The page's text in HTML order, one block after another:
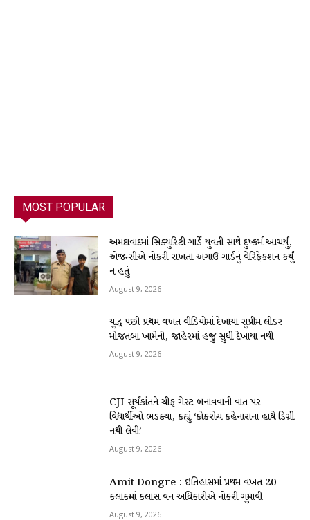
MOST POPULAR
અમદાવાદમાં સિક્યુરિટી ગાર્ડે યુવતી સાથે દુષ્કર્મ આચર્યું,
એજન્સીએ નોકરી રાખતા અગાઉ ગાર્ડનું વેરિફેકશન કર્યું
ન હતું
August 9, 2026
યુદ્ધ પછી પ્રથમ વખત વીડિયોમાં દેખાયા સુપ્રીમ લીડર
મોજતબા ખામેની, જાહેરમાં હજુ સુધી દેખાયા નથી
August 9, 2026
CJI સૂર્યકાંતને ચીફ ગેસ્ટ બનાવવાની વાત પર
વિદ્યાર્થીઓ ભડક્યા, કહ્યું ‘કોકરોચ કહેનારાના હાથે ડિગ્રી
નથી લેવી’
August 9, 2026
Amit Dongre : ઇતિહાસમાં પ્રથમ વખત 20
કલાકમાં કલાસ વન અધિકારીએ નોકરી ગુમાવી
August 9, 2026